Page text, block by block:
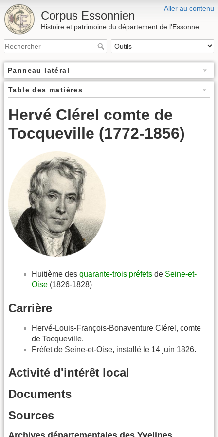
Aller au contenu
Corpus Essonnien
Histoire et patrimoine du département de l'Essonne
Panneau latéral
Table des matières
Hervé Clérel comte de
Tocqueville (1772-1856)
Huitième des quarante-trois préfets de Seine-et-
Oise (1826-1828)
Carrière
Hervé-Louis-François-Bonaventure Clérel, comte
de Tocqueville.
Préfet de Seine-et-Oise, installé le 14 juin 1826.
Activité d'intérêt local
Documents
Sources
Archives départementales des Yvelines